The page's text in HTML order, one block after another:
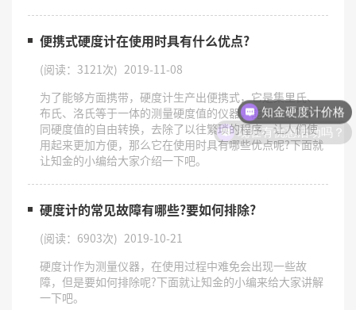
便携式硬度计在使用时具有什么优点?
(阅读：3121次) 2019-11-08
为了能够方面携带，硬度计生产出便携式，它是集里氏、
布氏、洛氏等于一体的测量硬度值的仪器，能够实现7种不
同硬度值的自由转换，去除了以往繁琐的程序，让人们使
用起来更加方便，那么它在使用时具有哪些优点呢?下面就
让知金的小编给大家介绍一下吧。
硬度计的常见故障有哪些?要如何排除?
(阅读：6903次) 2019-10-21
硬度计作为测量仪器，在使用过程中难免会出现一些故
障，但是要如何排除呢?下面就让知金的小编来给大家讲解
一下吧。
知金硬度计价格
现在有优惠活动吗？